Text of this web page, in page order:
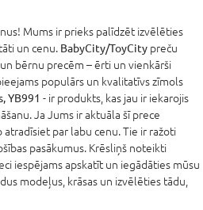
Mums ir prieks palīdzēt izvēlēties
un cenu. BabyCity/ToyCity preču
bērnu precēm – ērti un vienkārši
populārs un kvalitatīvs zīmols
YB991 - ir produkts, kas jau ir iekarojis
Ja Jums ir aktuāla šī prece
atradīsiet par labu cenu. Tie ir ražoti
pasākumus. Krēsliņš noteikti
iespējams apskatīt un iegādāties mūsu
modeļus, krāsas un izvēlēties tādu,